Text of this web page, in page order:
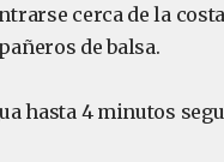
cerca de la
de balsa.
hasta 4 minutos